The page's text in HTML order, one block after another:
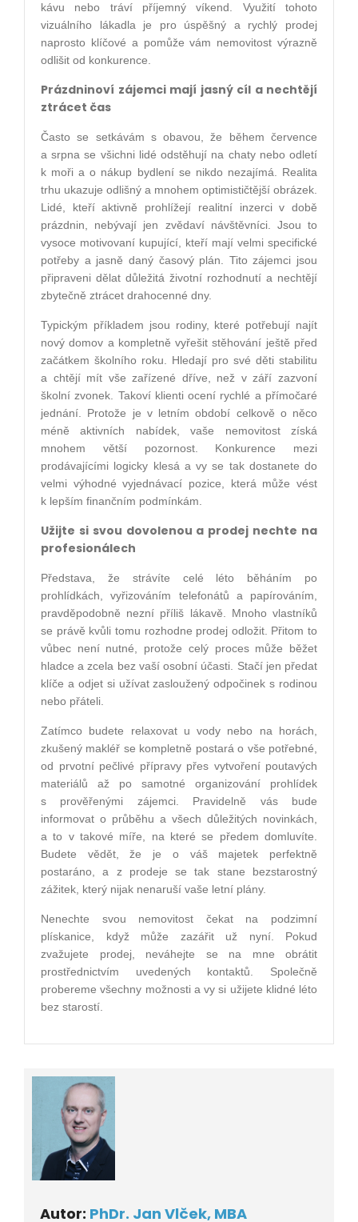
kávu nebo tráví příjemný víkend. Využití tohoto
vizuálního lákadla je pro úspěšný a rychlý prodej
naprosto klíčové a pomůže vám nemovitost výrazně
odlišit od konkurence.
Prázdninoví zájemci mají jasný cíl a nechtějí
ztrácet čas
Často se setkávám s obavou, že během července
a srpna se všichni lidé odstěhují na chaty nebo odletí
k moři a o nákup bydlení se nikdo nezajímá. Realita
trhu ukazuje odlišný a mnohem optimističtější obrázek.
Lidé, kteří aktivně prohlížejí realitní inzerci v době
prázdnin, nebývají jen zvědaví návštěvníci. Jsou to
vysoce motivovaní kupující, kteří mají velmi specifické
potřeby a jasně daný časový plán. Tito zájemci jsou
připraveni dělat důležitá životní rozhodnutí a nechtějí
zbytečně ztrácet drahocenné dny.
Typickým příkladem jsou rodiny, které potřebují najít
nový domov a kompletně vyřešit stěhování ještě před
začátkem školního roku. Hledají pro své děti stabilitu
a chtějí mít vše zařízené dříve, než v září zazvoní
školní zvonek. Takoví klienti ocení rychlé a přímočaré
jednání. Protože je v letním období celkově o něco
méně aktivních nabídek, vaše nemovitost získá
mnohem větší pozornost. Konkurence mezi
prodávajícími logicky klesá a vy se tak dostanete do
velmi výhodné vyjednávací pozice, která může vést
k lepším finančním podmínkám.
Užijte si svou dovolenou a prodej nechte na
profesionálech
Představa, že strávíte celé léto běháním po
prohlídkách, vyřizováním telefonátů a papírováním,
pravděpodobně nezní příliš lákavě. Mnoho vlastníků
se právě kvůli tomu rozhodne prodej odložit. Přitom to
vůbec není nutné, protože celý proces může běžet
hladce a zcela bez vaší osobní účasti. Stačí jen předat
klíče a odjet si užívat zasloužený odpočinek s rodinou
nebo přáteli.
Zatímco budete relaxovat u vody nebo na horách,
zkušený makléř se kompletně postará o vše potřebné,
od prvotní pečlivé přípravy přes vytvoření poutavých
materiálů až po samotné organizování prohlídek
s prověřenými zájemci. Pravidelně vás bude
informovat o průběhu a všech důležitých novinkách,
a to v takové míře, na které se předem domluvíte.
Budete vědět, že je o váš majetek perfektně
postaráno, a z prodeje se tak stane bezstarostný
zážitek, který nijak nenaruší vaše letní plány.
Nenechte svou nemovitost čekat na podzimní
plískanice, když může zazářit už nyní. Pokud
zvažujete prodej, neváhejte se na mne obrátit
prostřednictvím uvedených kontaktů. Společně
probereme všechny možnosti a vy si užijete klidné léto
bez starostí.
Autor: PhDr. Jan Vlček, MBA